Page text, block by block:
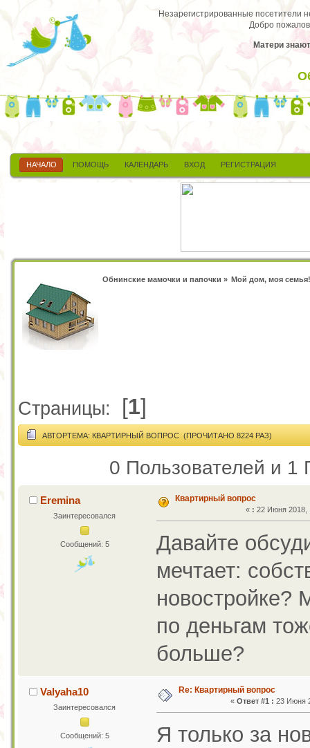
Незарегистрированные посетители
Добро
Матери
НАЧАЛО ПОМОЩЬ КАЛЕНДАРЬ ВХОД РЕГИСТРАЦИЯ
Обнинские мамочки и папочки » Мой дом, моя семья!
Страницы: [1]
АВТОРТЕМА: КВАРТИРНЫЙ ВОПРОС (ПРОЧИТАНО 8224 РАЗ)
0 Пользователей и 1
Eremina
Заинтересовался
Сообщений: 5
Квартирный вопрос
« : 22 Июня 2018,
Давайте
мечтает:
новостройке?
по деньгам
больше?
Valyaha10
Заинтересовался
Сообщений: 5
Re: Квартирный вопрос
« Ответ #1 : 23 Июня
Я только за